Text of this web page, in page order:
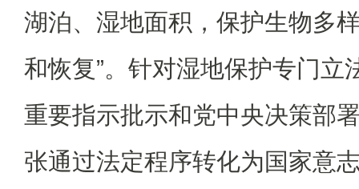
湖泊、湿地面积，保护生物多
和恢复”。针对湿地保护专门立
重要指示批示和党中央决策部
张通过法定程序转化为国家意